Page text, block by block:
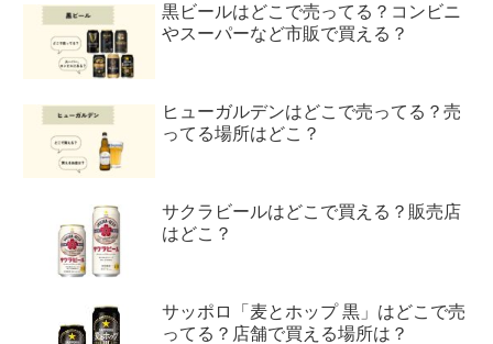
黒ビールはどこで売ってる？コンビニ
やスーパーなど市販で買える？
ヒューガルデンはどこで売ってる？売
ってる場所はどこ？
サクラビールはどこで買える？販売店
はどこ？
サッポロ「麦とホップ 黒」はどこで売
ってる？店舗で買える場所は？